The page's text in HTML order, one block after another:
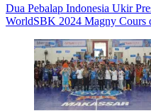
Dua Pebalap Indonesia Ukir
WorldSBK 2024 Magny Cours